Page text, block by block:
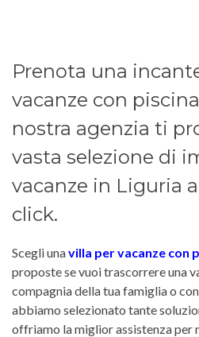
Prenota una
vacanze con
nostra agenzia ti
vasta selezione di
vacanze in Liguria
click.
Scegli unavilla per vacanze con
proposte se vuoi trascorrere una
compagnia della tua famiglia o
abbiamo selezionato tante
offriamo la miglior assistenza per